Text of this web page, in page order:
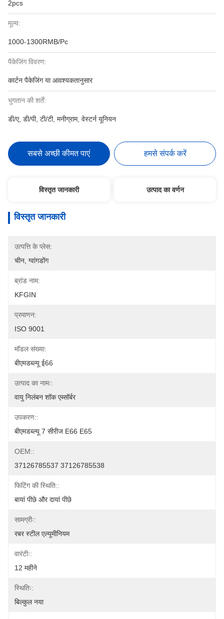
2pcs
मूल्य:
1000-1300RMB/Pc
पैकेजिंग विवरण:
कार्टन पैकेजिंग या आवश्यकतानुसार
भुगतान की शर्तें:
डी/ए, डी/पी, टी/टी, मनीग्राम, वेस्टर्न यूनियन
सबसे अच्छी कीमत पाएं हमसे संपर्क करें
विस्तृत जानकारी उत्पाद का वर्णन
विस्तृत जानकारी
उत्पत्ति के प्लेस:
चीन, ग्वांगडोंग
ब्रांड नाम:
KFGIN
प्रमाणन:
ISO 9001
मॉडल संख्या:
बीएमडब्ल्यू ई66
उत्पाद का नामः:
वायु निलंबन शॉक एब्सॉर्बर
उपकरण::
बीएमडब्ल्यू 7 सीरीज E66 E65
OEM::
37126785537 37126785538
फिटिंग की स्थिति::
बायां पीछे और दायां पीछे
सामग्रीः:
रबर स्टील एल्यूमीनियम
वारंटीः:
12 महीने
स्थितिः:
बिल्कुल नया